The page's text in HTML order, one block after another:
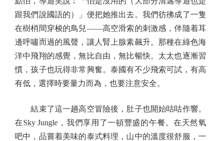
跟我們說國語的）」便把她推出去。我們彷彿成了一隻
在樹梢間穿梭的鳥兒——高空滑索的刺激感，伴隨着耳
邊呼嘯而過的風聲，讓人腎上腺素飆升。那種在綠色海
洋中飛翔的感覺，無比自由，無比暢快。太太也逐漸習
慣，孩子也玩得非常興奮。泰國有不少飛索可試，有高
有低，選擇時要量力而為，也要注意安全。
結束了這一趟高空冒險後，肚子也開始咕咕作響。
在Sky Jungle，我們享用了一頓豐盛的午餐。在天然氧
吧中，品嘗着美味的泰式料理，山中的溫度很舒服，一